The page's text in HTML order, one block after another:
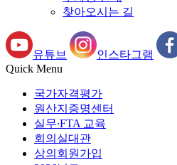
찾아오시는 길
유튜브 인스타그램
Quick Menu
국가자격평가
원산지증명센터
실무∙FTA 교육
회의실대관
상의회원가입